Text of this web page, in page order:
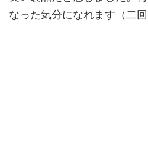
なった気分になれます（二回